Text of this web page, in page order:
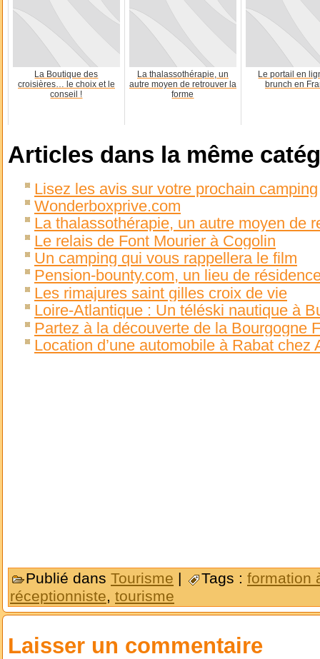
La Boutique des
croisières… le choix et le
conseil !
La thalassothérapie, un
autre moyen de retrouver la
forme
Le portail en
brunch en
Articles dans la même
Lisez les avis sur votre prochain camping
Wonderboxprive.com
La thalassothérapie, un autre moyen de
Le relais de Font Mourier à Cogolin
Un camping qui vous rappellera le film
Pension-bounty.com, un lieu de
Les rimajures saint gilles croix de vie
Loire-Atlantique : Un téléski nautique à
Partez à la découverte de la Bourgogne
Location d’une automobile à Rabat chez
Publié dans Tourisme | Tags : formation
réceptionniste, tourisme
Laisser un commentaire